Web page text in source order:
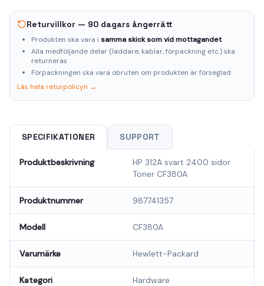
Returvillkor — 90 dagars ångerrätt
Produkten ska vara i samma skick som vid mottagandet
Alla medföljande delar (laddare, kablar, förpackning etc.) ska
returneras
Förpackningen ska vara obruten om produkten är förseglad
Läs hela returpolicyn →
SPECIFIKATIONER SUPPORT
Produktbeskrivning
HP 312A svart 2400 sidor
Toner CF380A
Produktnummer 987741357
Modell CF380A
Varumärke Hewlett-Packard
Kategori Hardware